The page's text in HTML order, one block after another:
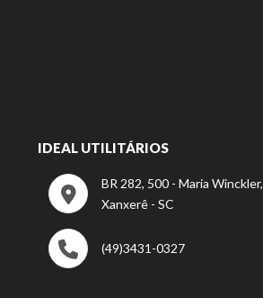
IDEAL UTILITÁRIOS
BR 282, 500 - Maria Winckler,
Xanxerê - SC
(49)3431-0327